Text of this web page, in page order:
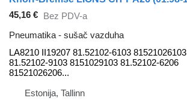
45,16 € Bez PDV-a
Pneumatika - sušač vazduha
LA8210 II19207 81.52102-6103 81521026103
81.52102-9103 8151029103 81.52102-6206
81521026206...
Estonija, Tallinn